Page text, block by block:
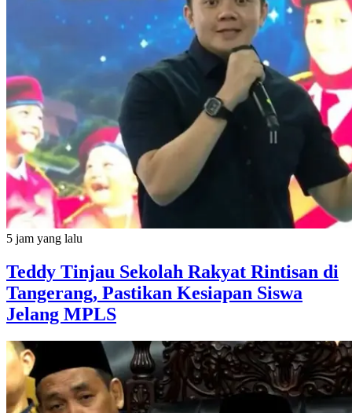
5 jam yang lalu
Teddy Tinjau Sekolah Rakyat Rintisan di
Tangerang, Pastikan Kesiapan Siswa
Jelang MPLS